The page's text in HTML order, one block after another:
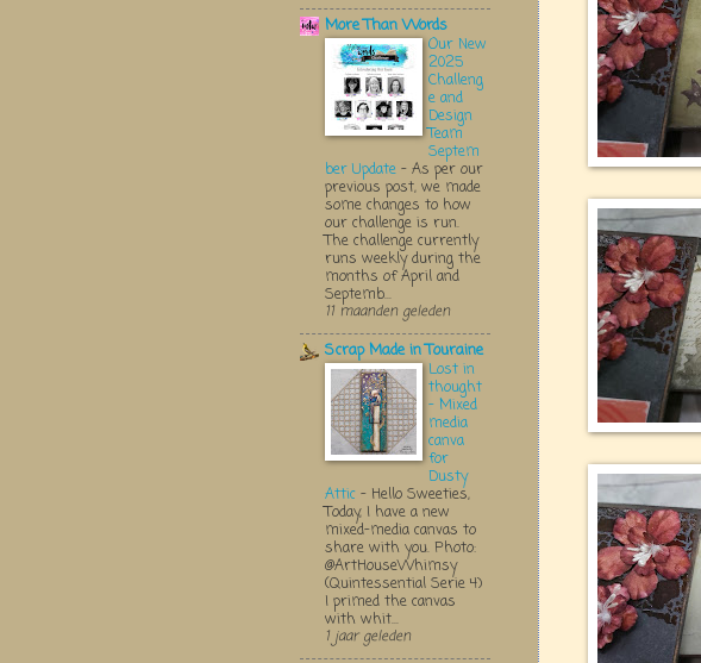
More Than Words
Our New
2025
Challeng
e and
Design
Team
Septem
ber Update - As per our
previous post, we made
some changes to how
our challenge is run.
The challenge currently
runs weekly during the
months of April and
Septemb...
11 maanden geleden
Scrap Made in Touraine
Lost in
thought
- Mixed
media
canva
for
Dusty
Attic - Hello Sweeties,
Today, I have a new
mixed-media canvas to
share with you. Photo:
@ArtHouseWhimsy
(Quintessential Serie 4)
I primed the canvas
with whit...
1 jaar geleden